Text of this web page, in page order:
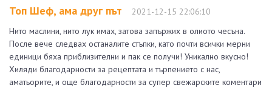
Топ Шеф, ама друг път
2021-12-15 22:06:10
Нито маслини, нито лук имах, затова запържих в олиото чесъна.
После вече следвах останалите стъпки, като почти всички мерни
единици бяха приблизителни и пак се получи! Уникално вкусно!
Хиляди благодарности за рецептата и търпението с нас,
аматьорите, и още благодарности за супер свежарските коментари